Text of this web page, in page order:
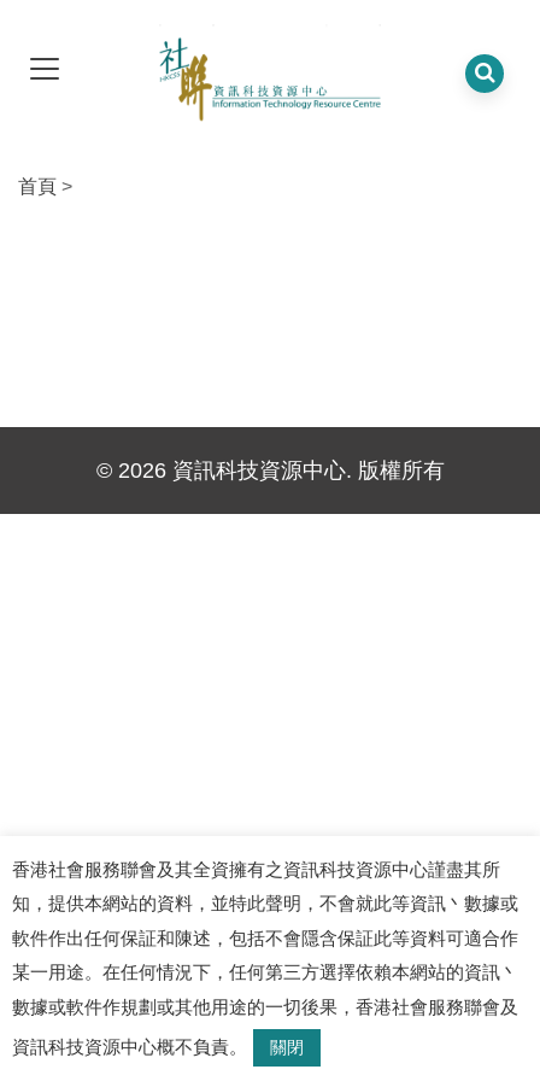
首頁 >
© 2026 資訊科技資源中心. 版權所有
香港社會服務聯會及其全資擁有之資訊科技資源中心謹盡其所
知，提供本網站的資料，並特此聲明，不會就此等資訊丶數據或
軟件作出任何保証和陳述，包括不會隱含保証此等資料可適合作
某一用途。在任何情況下，任何第三方選擇依賴本網站的資訊丶
數據或軟件作規劃或其他用途的一切後果，香港社會服務聯會及
資訊科技資源中心概不負責。
關閉